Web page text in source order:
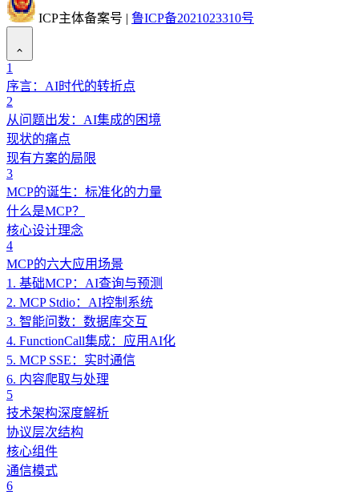
ICP主体备案号 | 鲁ICP备2021023310号
1
序言：AI时代的转折点
2
从问题出发：AI集成的困境
现状的痛点
现有方案的局限
3
MCP的诞生：标准化的力量
什么是MCP？
核心设计理念
4
MCP的六大应用场景
1. 基础MCP：AI查询与预测
2. MCP Stdio：AI控制系统
3. 智能问数：数据库交互
4. FunctionCall集成：应用AI化
5. MCP SSE：实时通信
6. 内容爬取与处理
5
技术架构深度解析
协议层次结构
核心组件
通信模式
6